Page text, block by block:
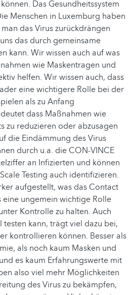
Das Gesundheitssystem
Menschen in Luxemburg haben
das Virus zurückdrängen
das durch gemeinsame
kann. Wir wissen auch auf was
wie Maskentragen und
helfen. Wir wissen auch, dass
eine wichtigere Rolle bei der
als zu Anfang
dass Maßnahmen wie
zu reduzieren oder abzusagen
die Eindämmung des Virus
durch u.a. die CON-VINCE
an Infizierten und können
Testing auch identifizieren.
aufgestellt, was das Contact
ungemein wichtige Rolle
Kontrolle zu halten. Auch
testen kann, trägt viel dazu bei,
kontrollieren können. Besser als
als noch kaum Masken und
es kaum Erfahrungswerte mit
also viel mehr Möglichkeiten
des Virus zu bekämpfen,